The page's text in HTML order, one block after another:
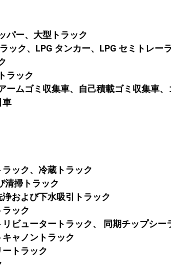
パー、大型トラック
ック、LPG タンカー、LPG セミトレー
ラック
ームゴミ収集車、自己積載ゴミ収集車
車
ック、冷蔵トラック
清掃トラック
および下水吸引トラック
ック
ビュータートラック、 同期チップシー
ャノントラック
トラック